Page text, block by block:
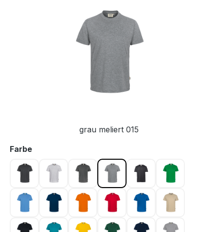
grau meliert 015
Farbeauswählen
anthrazit 028ash meliert 024
graphit 042grau meliert 015karbongrau 064
kellygrün
malibublau 041
marine 003orange 027rot 002 royalblau 010sand 007